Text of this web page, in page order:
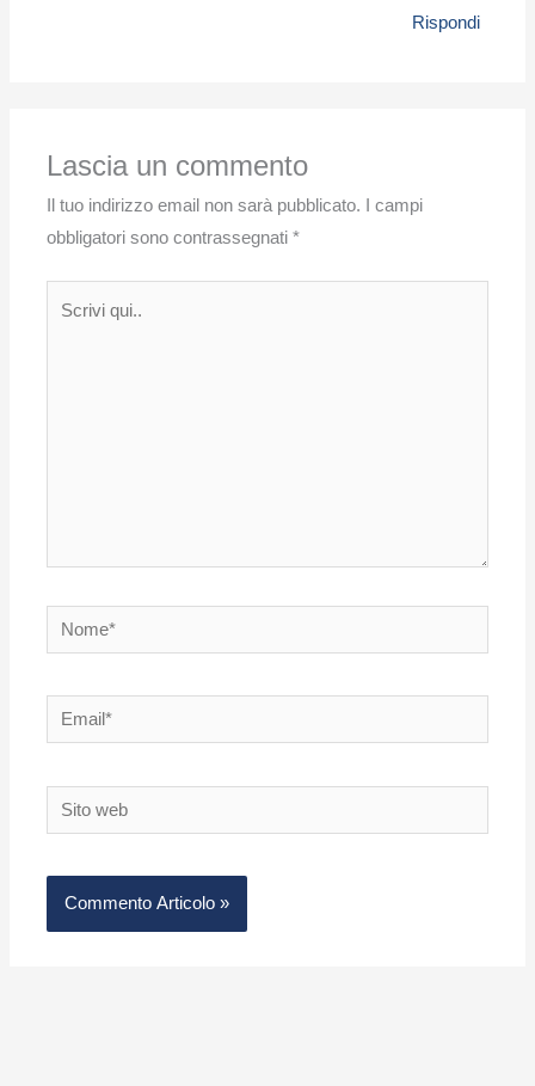
Rispondi
Lascia un commento
Il tuo indirizzo email non sarà pubblicato.
I campi
obbligatori sono contrassegnati*
Nome*
Email*
Sito
web